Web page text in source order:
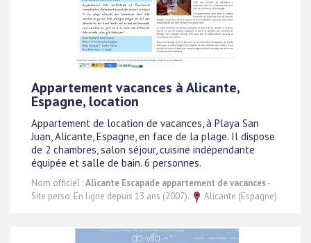
Appartement vacances à Alicante,
Espagne, location
Appartement de location de vacances, à Playa San
Juan, Alicante, Espagne, en face de la plage. Il dispose
de 2 chambres, salon séjour, cuisine indépendante
équipée et salle de bain. 6 personnes.
Nom officiel :Alicante Escapade appartement de vacances-
Site perso. En ligne depuis 13 ans (2007).
Alicante (Espagne)